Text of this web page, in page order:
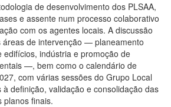
de desenvolvimento dos PLSAA,
e assente num processo colaborativo
com os agentes locais. A discussão
áreas de intervenção — planeamento
edifícios, indústria e promoção de
—, bem como o calendário de
com várias sessões do Grupo Local
definição, validação e consolidação das
planos finais.